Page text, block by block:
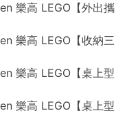
樂高 LEGO【外出攜
樂高 LEGO【收納三
樂高 LEGO【桌上型
樂高 LEGO【桌上型